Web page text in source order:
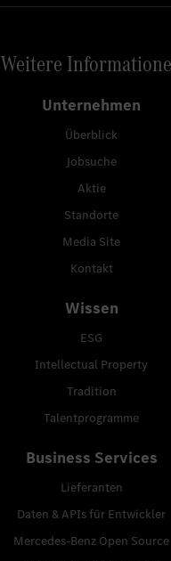
Weitere
Unternehmen
Überblick
Jobsuche
Aktie
Standorte
Media Site
Kontakt
Wissen
ESG
Intellectual Property
Tradition
Talentprogramme
Business Services
Lieferanten
Daten & APIs für Entwickler
Mercedes-Benz Open Source